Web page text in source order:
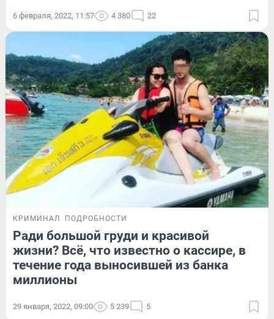
6 февраля, 2022, 11:57 4 380 22
КРИМИНАЛ ПОДРОБНОСТИ
Ради большой груди и красивой
жизни? Всё, что известно о кассире, в
течение года выносившей из банка
миллионы
29 января, 2022, 09:00 5 239 5